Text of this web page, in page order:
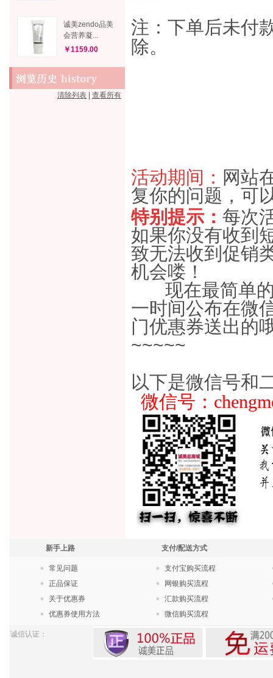
注：下单后未付
除。
活动期间： 网站
复你的问题，可
特别提示： 每次
如果你没有收到
致无法收到促销
机会喽！
现在最简单的
一时间公布在微
门优惠券送出的
~~~~~
以下是微信号和
微信号 ：
诚美zendo品美
会营养凝...
￥1159.00
清除列表 查看所有
新手上路
常见问题
正品保证
关于优惠券
优惠券使用方法
支付/配送方式
支付宝购买流程
网银购买流程
汇款购买流程
微信购买流程
诚信认证：